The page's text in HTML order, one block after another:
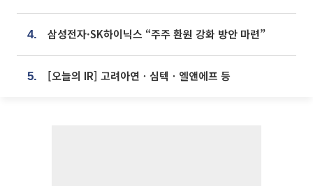
4. 삼성전자·SK하이닉스 “주주 환원 강화 방안 마련”
5. [오늘의 IR] 고려아연ㆍ심텍ㆍ엘앤에프 등